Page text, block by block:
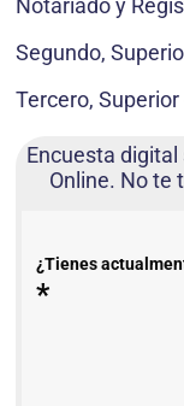
Segundo,
Tercero,
Encuesta
Online. No te
¿Tienes
*